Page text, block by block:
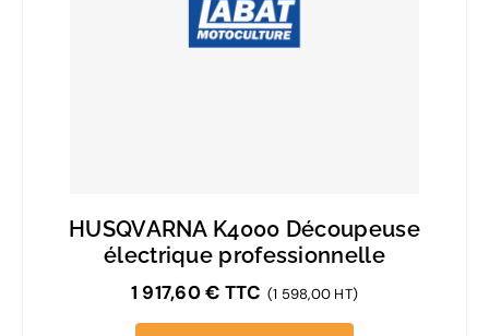
HUSQVARNA K4000 Découpeuse
électrique professionnelle
1 917,60€ TTC (1 598,00 HT)